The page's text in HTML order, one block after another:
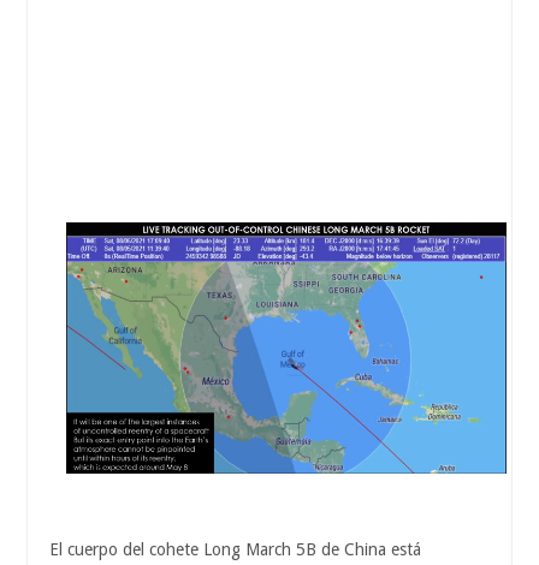
El cuerpo del cohete Long March 5B de China está